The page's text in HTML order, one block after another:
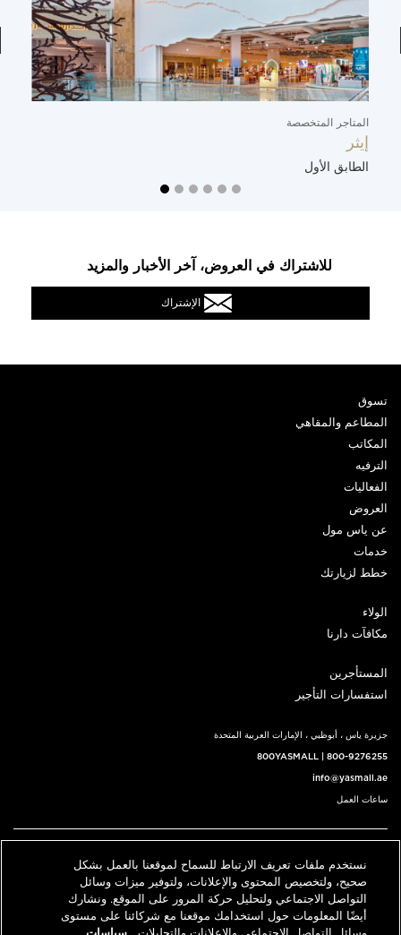
المتاجر المتخصصة
إيثر
الطابق الأول
للاشتراك في العروض، آخر الأخبار والمزيد
الإشتراك
تسوق
المطاعم والمقاهي
المكاتب
الترفيه
الفعاليات
العروض
عن ياس مول
خدمات
خطط لزيارتك
الولاء
مكافآت دارنا
المستأجرين
استفسارات التأجير
جزيرة ياس ، أبوظبي ، الإمارات العربية المتحدة
800YASMALL 800-9276255
info@yasmall.ae
ساعات العمل
English حدد موقعنا اتصل بنا
نستخدم ملفات تعريف الارتباط للسماح لموقعنا بالعمل بشكل
صحيح، ولتخصيص المحتوى والإعلانات، ولتوفير ميزات وسائل
التواصل الاجتماعي ولتحليل حركة المرور على الموقع. ونشارك
أيضًا المعلومات حول استخدامك موقعنا مع شركائنا على مستوى